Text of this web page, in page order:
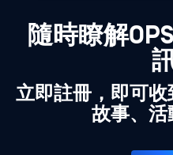
隨時瞭解
立即註冊，即可收
故事、活